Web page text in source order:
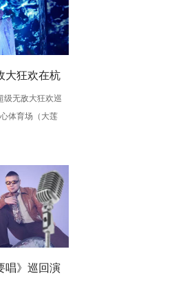
大狂欢在杭
释双向奔赴
级无敌大狂欢巡
体育场（大莲
唱》巡回演